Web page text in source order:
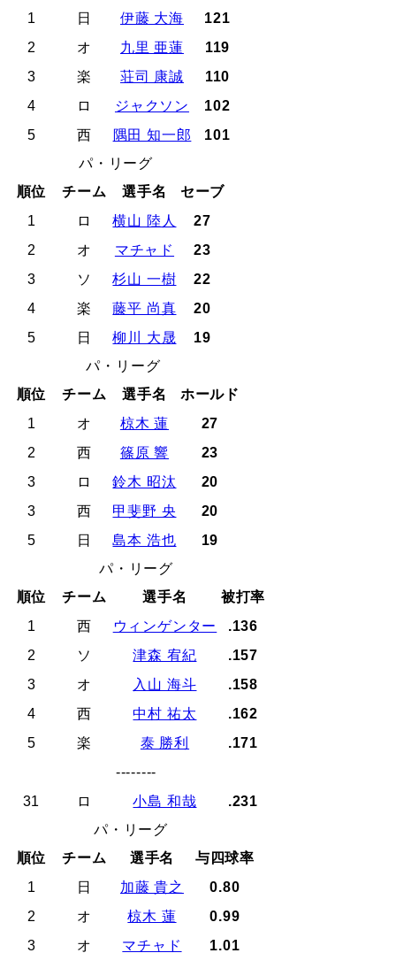
1 日 伊藤 大海
121
2
オ 九里 亜蓮
119
3
楽 荘司 康誠
110
4
ロ ジャクソン
102
5
西 隅田 知一郎
101
パ・リーグ
順位
チーム 選手名
セーブ
1
ロ 横山 陸人
27
2
オ マチャド
23
3
ソ 杉山 一樹
22
4
楽 藤平 尚真
20
5
日 柳川 大晟
19
パ・リーグ
順位
チーム 選手名
ホールド
1
オ 椋木 蓮
27
2
西 篠原 響
23
3
ロ 鈴木 昭汰
20
3
西 甲斐野 央
20
5
日 島本 浩也
19
パ・リーグ
順位
チーム 選手名
被打率
1
西 ウィンゲンター
.136
2
ソ 津森 宥紀
.157
3
オ 入山 海斗
.158
4
西 中村 祐太
.162
5
楽 泰 勝利
.171
--------
31
ロ 小島 和哉
.231
パ・リーグ
順位
チーム 選手名
与四球率
1
日 加藤 貴之
0.80
2
オ 椋木 蓮
0.99
3
オ マチャド
1.01